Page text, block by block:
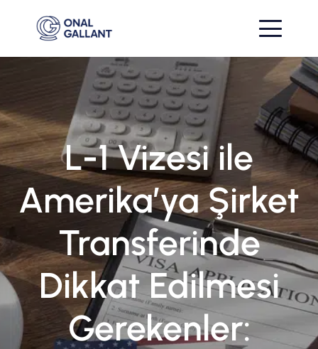
L-1 Vizesi ile
Amerika’ya Şirket
Transferinde
Dikkat Edilmesi
Gerekenler: